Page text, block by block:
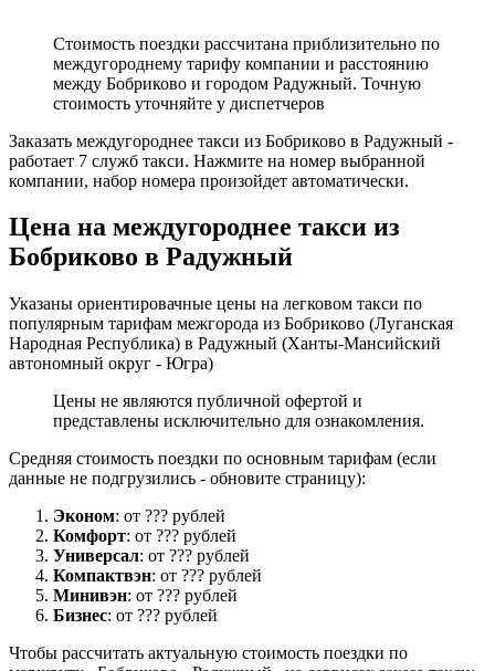
Стоимость поездки рассчитана приблизительно по
междугороднему тарифу компании и расстоянию
между Бобриково и городом Радужный. Точную
стоимость уточняйте у диспетчеров
Заказать междугороднее такси из Бобриково в Радужный -
работает 7 служб такси. Нажмите на номер выбранной
компании, набор номера произойдет автоматически.
Цена на междугороднее такси из
Бобриково в Радужный
Указаны ориентировачные цены на легковом такси по
популярным тарифам межгорода из Бобриково (Луганская
Народная Республика) в Радужный (Ханты-Мансийский
автономный округ - Югра)
Цены не являются публичной офертой и
представлены исключительно для ознакомления.
Средняя стоимость поездки по основным тарифам (если
данные не подгрузились - обновите страницу):
Эконом: от ??? рублей
Комфорт: от ??? рублей
Универсал: от ??? рублей
Компактвэн: от ??? рублей
Минивэн: от ??? рублей
Бизнес: от ??? рублей
Чтобы рассчитать актуальную стоимость поездки по